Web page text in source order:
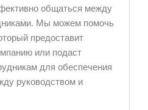
общаться между
Мы можем помочь
предоставит
или подаст
для обеспечения
руководством и